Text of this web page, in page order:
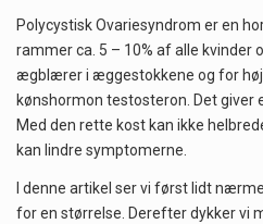
Polycystisk Ovariesyndrom er en
rammer ca. 5 – 10% af alle kvinder
ægblærer i æggestokkene og for
kønshormon testosteron. Det giver
Med den rette kost kan ikke
kan lindre symptomerne.
I denne artikel ser vi først lidt
for en størrelse. Derefter dykker vi